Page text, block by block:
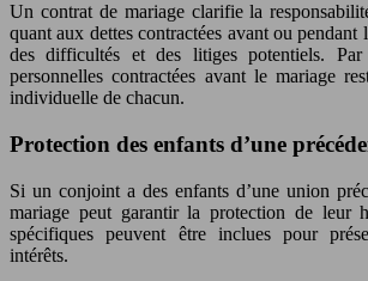
Un contrat de mariage clarifie la
quant aux dettes contractées avant ou pendant
des difficultés et des litiges potentiels. Par
personnelles contractées avant le mariage
individuelle de chacun.
Protection des enfants d’une
Si un conjoint a des enfants d’une union
mariage peut garantir la protection de leur
spécifiques peuvent être inclues pour
intérêts.